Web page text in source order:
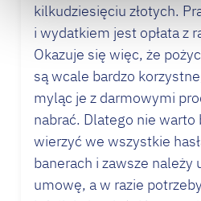
kilkudziesięciu złotych.
i wydatkiem jest opłata z
Okazuje się więc, że
są wcale bardzo
myląc je z darmowymi
nabrać. Dlatego nie warto
wierzyć we wszystkie
banerach i zawsze należy
umowę, a w razie